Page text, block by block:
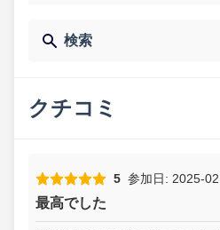
検索
クチコミ
5 参加日: 2025-02
最高でした